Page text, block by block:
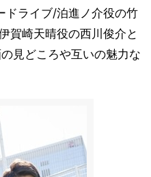
ドライブ/泊進ノ介役の竹
賀崎天晴役の西川俊介と
見どころや互いの魅力な